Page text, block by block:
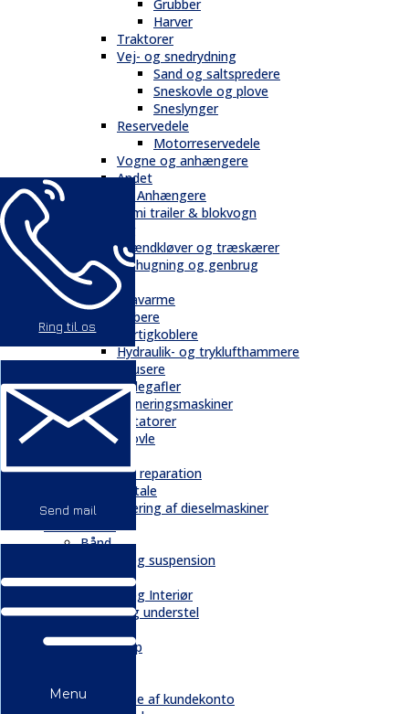
Ring til os
Send mail
Menu
Grubber
Harver
Traktorer
Vej- og snedrydning
Sand og saltspredere
Sneskovle og plove
Sneslynger
Reservedele
Motorreservedele
Vogne og anhængere
Andet
Trailere / Anhængere
Semi trailer & blokvogn
Skovbrug
Brændkløver og træskærer
Flishugning og genbrug
Tilbehør
Gravarme
Gribere
Hurtigkoblere
Hydraulik- og tryklufthammere
Knusere
Pallegafler
Planeringsmaskiner
Rotatorer
Skovle
Service & reparation
Serviceaftale
Elektrificering af dieselmaskiner
Bånd
Chassis og suspension
Hydraulik
Kabiner og Interiør
Kæder og understel
Quickshop
Oprettelse af kundekonto